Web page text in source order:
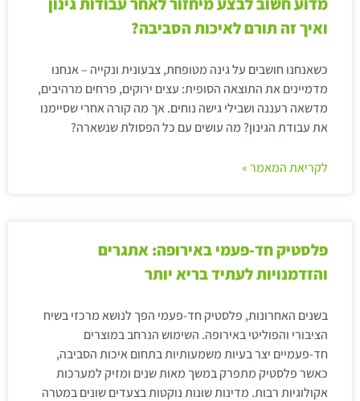
ואיך זה תורם לאיכות הסביבה?
כשאנחנו חושבים על גינה מטופחת, צבעונית ונקייה – אנחנו
מדמיינים את התוצאה הסופית: עצים ירוקים, פרחים מרהיבים,
מדשאה רעננה ושבילי גישה נוחים. אך מה קורה אחרי שסיימנו
את עבודת הגינון? מה עושים עם כל הפסולת שנשארה?
לקריאת המאמר »
פלסטיק חד-פעמי באירופה: אתגרים
והזדמנויות לעתיד בריא יותר
בשנים האחרונות, פלסטיק חד-פעמי הפך לנושא מרכזי בשיח
הציבורי והפוליטי באירופה. השימוש הנרחב במוצרים
חד-פעמיים יצר בעיות משמעותיות בתחום איכות הסביבה,
כאשר פלסטיק מתפרק במשך מאות שנים ומזיק למערכות
אקולוגיות רבות. מדינות שונות נוקטות בצעדים שונים במטרה